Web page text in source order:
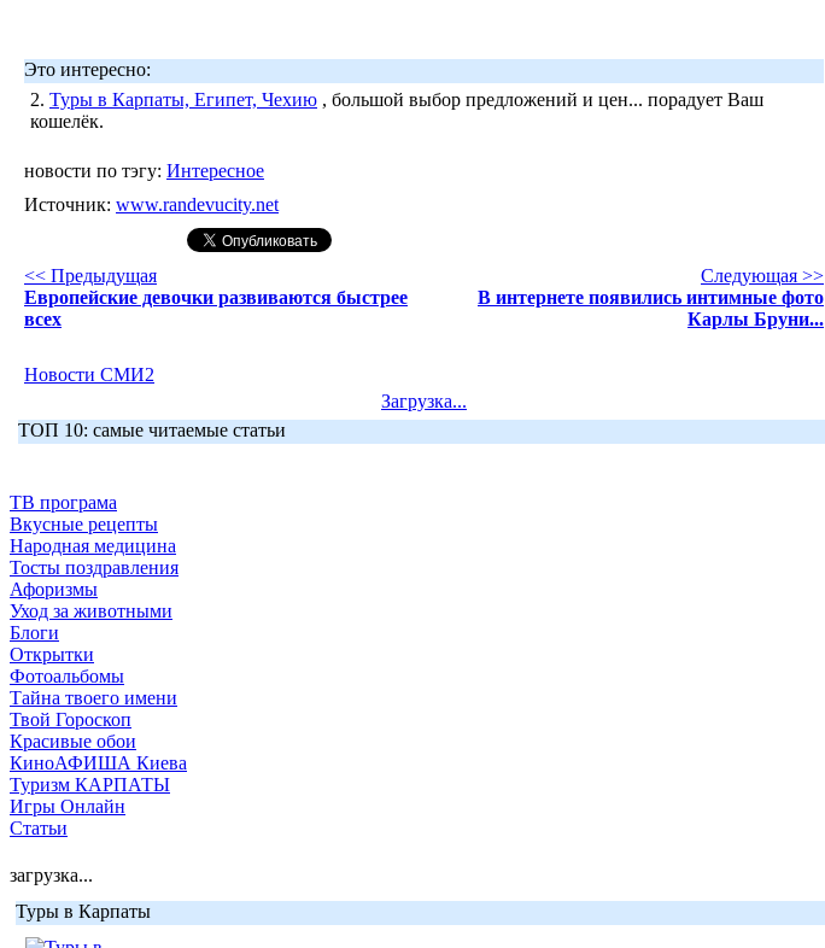
Это интересно:
2. Туры в Карпаты, Египет, Чехию , большой выбор предложений и цен... порадует Ваш
кошелёк.
новости по тэгу: Интересное
Источник: www.randevucity.net
<< Предыдущая
Европейские девочки развиваются быстрее
всех
Следующая >>
В интернете появились интимные фото
Карлы Бруни...
Новости СМИ2
Загрузка...
ТОП 10: самые читаемые статьи
ТВ програма
Вкусные рецепты
Народная медицина
Тосты поздравления
Афоризмы
Уход за животными
Блоги
Открытки
Фотоальбомы
Тайна твоего имени
Твой Гороскоп
Красивые обои
КиноАФИША Киева
Туризм КАРПАТЫ
Игры Онлайн
Статьи
загрузка...
Туры в Карпаты